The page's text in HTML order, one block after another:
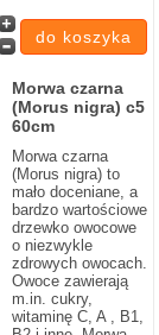
Morwa czarna
(Morus nigra) c5
60cm
Morwa czarna
(Morus nigra) to
mało doceniane, a
bardzo wartościowe
drzewko owocowe
o niezwykle
zdrowych owocach.
Owoce zawierają
m.in. cukry,
witaminę C, A , B1,